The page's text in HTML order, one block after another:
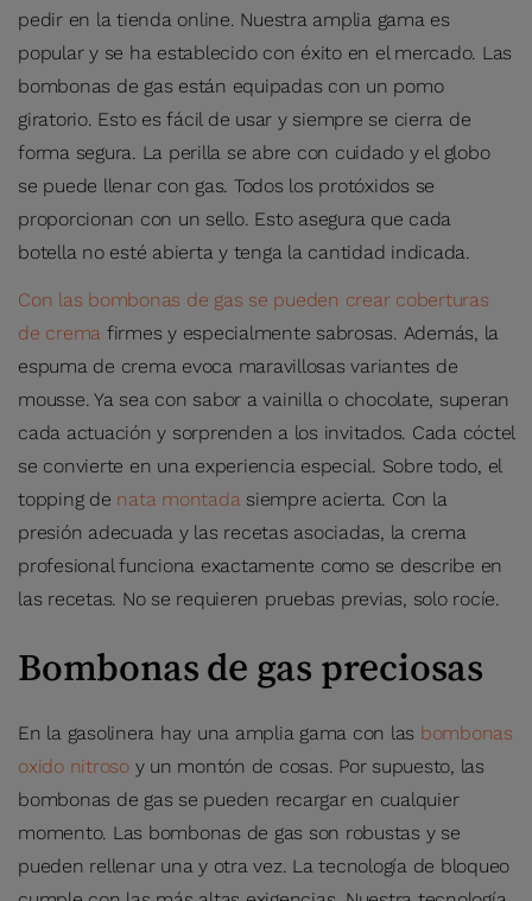
pedir en la tienda online. Nuestra amplia gama es
popular y se ha establecido con éxito en el mercado. Las
bombonas de gas están equipadas con un pomo
giratorio. Esto es fácil de usar y siempre se cierra de
forma segura. La perilla se abre con cuidado y el globo
se puede llenar con gas. Todos los protóxidos se
proporcionan con un sello. Esto asegura que cada
botella no esté abierta y tenga la cantidad indicada.
Con las bombonas de gas se pueden crear coberturas
de crema firmes y especialmente sabrosas. Además, la
espuma de crema evoca maravillosas variantes de
mousse. Ya sea con sabor a vainilla o chocolate, superan
cada actuación y sorprenden a los invitados. Cada cóctel
se convierte en una experiencia especial. Sobre todo, el
topping de nata montadasiempre acierta. Con la
presión adecuada y las recetas asociadas, la crema
profesional funciona exactamente como se describe en
las recetas. No se requieren pruebas previas, solo rocíe.
Bombonas de gas preciosas
En la gasolinera hay una amplia gama con las bombonas
oxido nitrosoy un montón de cosas. Por supuesto, las
bombonas de gas se pueden recargar en cualquier
momento. Las bombonas de gas son robustas y se
pueden rellenar una y otra vez. La tecnología de bloqueo